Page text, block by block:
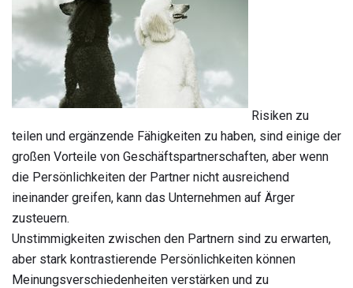
Risiken zu
teilen und ergänzende Fähigkeiten zu haben, sind einige der
großen Vorteile von Geschäftspartnerschaften, aber wenn
die Persönlichkeiten der Partner nicht ausreichend
ineinander greifen, kann das Unternehmen auf Ärger
zusteuern.
Unstimmigkeiten zwischen den Partnern sind zu erwarten,
aber stark kontrastierende Persönlichkeiten können
Meinungsverschiedenheiten verstärken und zu